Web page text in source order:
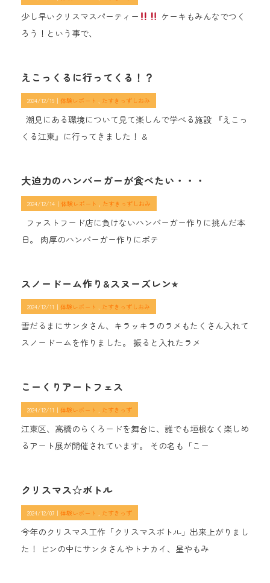
少し早いクリスマスパーティー
ケーキもみんなでつく
ろう！という事で、
えこっくるに行ってくる！？
2024/12/19｜ 体験レポート たすきっずしおみ
潮見にある環境について見て楽しんで学べる施設 『えこっ
くる江東』に行ってきました！ &
大迫力のハンバーガーが食べたい・・・
2024/12/14｜ 体験レポート たすきっずしおみ
ファストフード店に負けないハンバーガー作りに挑んだ本
日。 肉厚のハンバーガー作りにポテ
スノードーム作り&スヌーズレン⭐︎
2024/12/11｜ 体験レポート たすきっずしおみ
雪だるまにサンタさん、キラッキラのラメもたくさん入れて
スノードームを作りました。 振ると入れたラメ
こーくりアートフェス
2024/12/11｜ 体験レポート たすきっず
江東区、高橋のらくろードを舞台に、誰でも垣根なく楽しめ
るアート展が開催されています。 その名も「こー
クリスマス☆ボトル
2024/12/07｜ 体験レポート たすきっず
今年のクリスマス工作「クリスマスボトル」出来上がりまし
た！ ビンの中にサンタさんやトナカイ、星やもみ